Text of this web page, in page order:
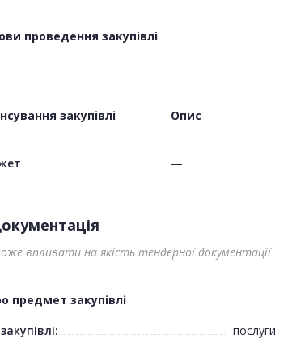
проведення закупівлі
закупівлі Опис
—
впливати на якість тендерної документації
предмет закупівлі
послуги